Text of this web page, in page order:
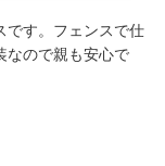
です。フェンスで仕
なので親も安心で